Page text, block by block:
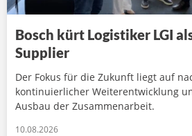
Bosch kürt Logistiker LGI
Supplier
Der Fokus für die Zukunft liegt auf
kontinuierlicher Weiterentwicklung
Ausbau der Zusammenarbeit.
10.08.2026